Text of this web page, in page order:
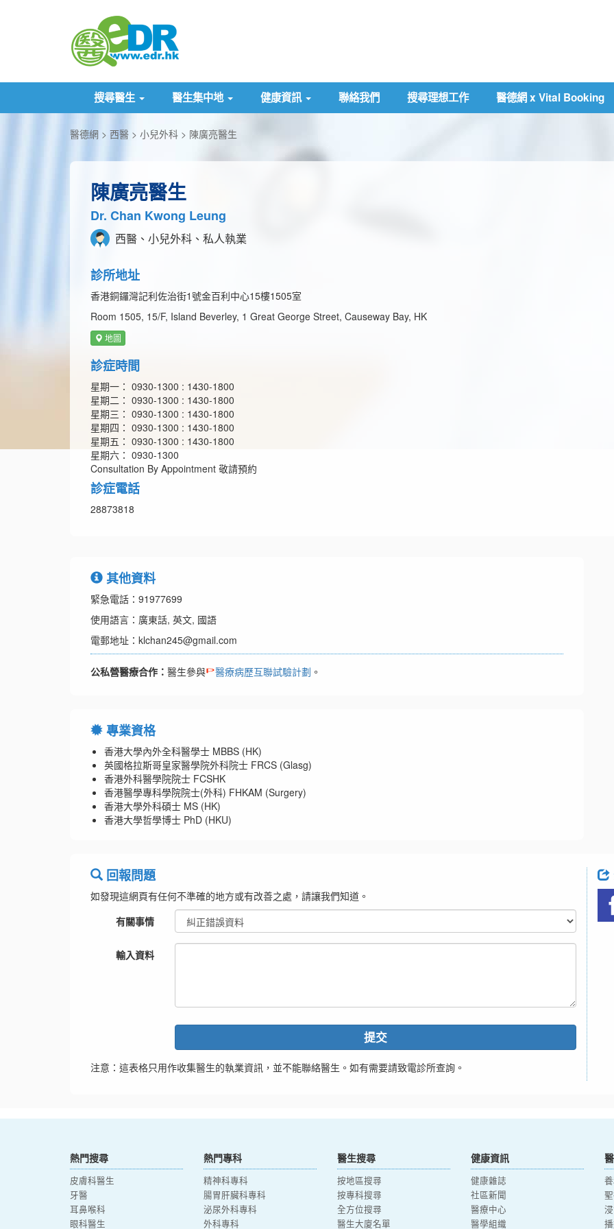
搜尋醫生 醫生集中地 健康資訊 聯絡我們 搜尋理想工作 醫德網 x Vital Booking
醫德網 西醫 小兒外科 陳廣亮醫生
陳廣亮醫生
Dr. Chan Kwong Leung
西醫、小兒外科、私人執業
診所地址
香港銅鑼灣記利佐治街1號金百利中心15樓1505室
Room 1505, 15/F, Island Beverley, 1 Great George Street, Causeway Bay, HK
地圖
診症時間
星期一： 0930-1300 : 1430-1800
星期二： 0930-1300 : 1430-1800
星期三： 0930-1300 : 1430-1800
星期四： 0930-1300 : 1430-1800
星期五： 0930-1300 : 1430-1800
星期六： 0930-1300
Consultation By Appointment 敬請預約
診症電話
28873818
其他資料
緊急電話：91977699
使用語言：廣東話, 英文, 國語
電郵地址：klchan245@gmail.com
公私營醫療合作： 醫生參與 醫療病歷互聯試驗計劃 。
專業資格
香港大學內外全科醫學士 MBBS (HK)
英國格拉斯哥皇家醫學院外科院士 FRCS (Glasg)
香港外科醫學院院士 FCSHK
香港醫學專科學院院士(外科) FHKAM (Surgery)
香港大學外科碩士 MS (HK)
香港大學哲學博士 PhD (HKU)
回報問題
如發現這網頁有任何不準確的地方或有改善之處，請讓我們知道。
有關事情
輸入資料
提交
注意：這表格只用作收集醫生的執業資訊，並不能聯絡醫生。如有需要請致電診所查詢。
熱門搜尋
皮膚科醫生
牙醫
耳鼻喉科
眼科醫生
熱門專科
精神科專科
腸胃肝臟科專科
泌尿外科專科
外科專科
醫生搜尋
按地區搜尋
按專科搜尋
全方位搜尋
醫生大廈名單
健康資訊
健康雜誌
社區新聞
醫療中心
醫學組織